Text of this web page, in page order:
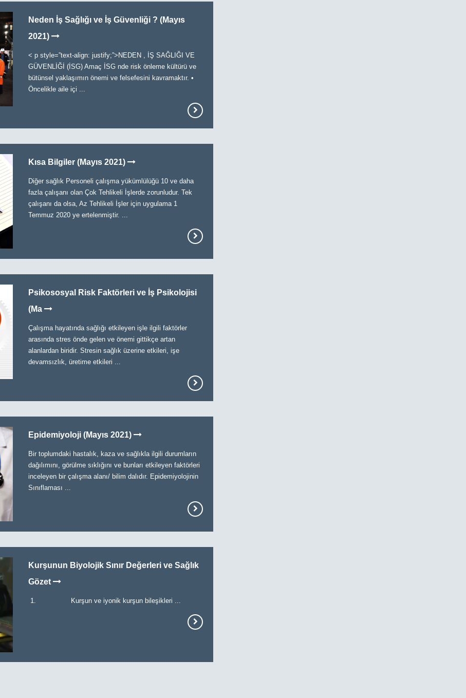
Neden İş Sağlığı ve İş Güvenliği ? (Mayıs
2021)
< p style=”text-align: justify;”>NEDEN , İŞ SAĞLIĞI VE
GÜVENLİĞİ (İSG) Amaç İSG nde risk önleme kültürü ve
bütünsel yaklaşımın önemi ve felsefesini kavramaktır. •
Öncelikle aile içi ...
Kısa Bilgiler (Mayıs 2021)
Diğer sağlık Personeli çalışma yükümlülüğü 10 ve daha
fazla çalışanı olan Çok Tehlikeli İşlerde zorunludur. Tek
çalışanı da olsa, Az Tehlikeli İşler için uygulama 1
Temmuz 2020 ye ertelenmiştir. ...
Psikososyal Risk Faktörleri ve İş Psikolojisi
(Ma
Çalışma hayatında sağlığı etkileyen işle ilgili faktörler
arasında stres önde gelen ve önemi gittikçe artan
alanlardan biridir. Stresin sağlık üzerine etkileri, işe
devamsızlık, üretime etkileri ...
Epidemiyoloji (Mayıs 2021)
Bir toplumdaki hastalık, kaza ve sağlıkla ilgili durumların
dağılımını, görülme sıklığını ve bunları etkileyen faktörleri
inceleyen bir çalışma alanı/ bilim dalıdır. Epidemiyolojinin
Sınıflaması ...
Kurşunun Biyolojik Sınır Değerleri ve Sağlık
Gözet
1. Kurşun ve iyonik kurşun bileşikleri ...